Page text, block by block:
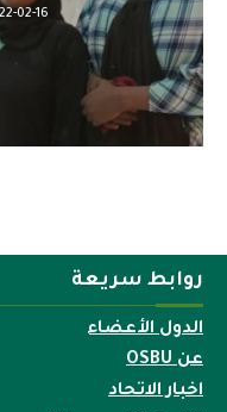
روابط سريعة
الدول الأعضاء
عن OSBU
اخبار الاتحاد